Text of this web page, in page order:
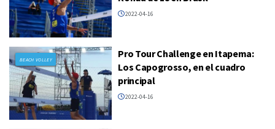
2022-04-16
BEACH VOLLEY
Pro Tour Challenge en Itapema:
Los Capogrosso, en el cuadro
principal
2022-04-16